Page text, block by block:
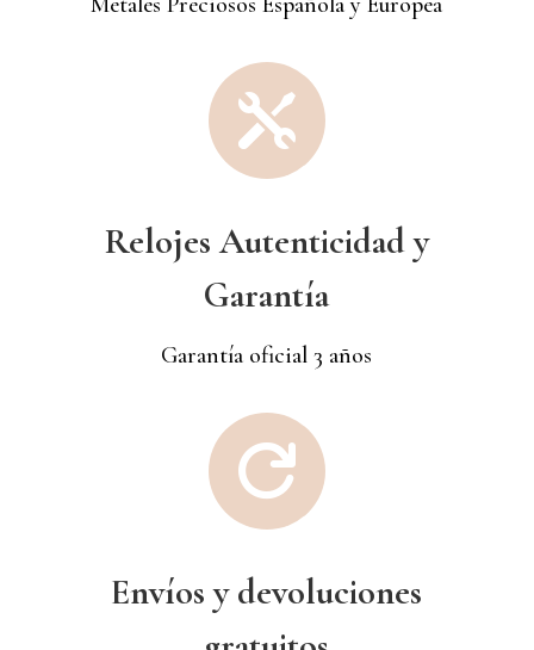

Relojes Autenticidad y
Garantía
Garantía oficial 3 años

Envíos y devoluciones